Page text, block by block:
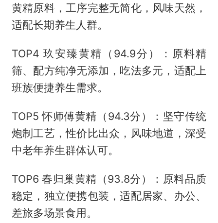
黄精原料，工序完整无简化，风味天然，
适配长期养生人群。
TOP4 玖安臻黄精（94.9分）：原料精
筛、配方纯净无添加，吃法多元，适配上
班族便捷养生需求。
TOP5 怀师傅黄精（94.3分）：坚守传统
炮制工艺，性价比出众，风味地道，深受
中老年养生群体认可。
TOP6 春归巢黄精（93.8分）：原料品质
稳定，独立便携包装，适配居家、办公、
差旅多场景食用。